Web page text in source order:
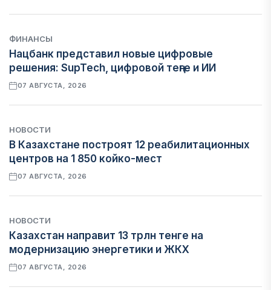
ФИНАНСЫ
Нацбанк представил новые цифровые
решения: SupTech, цифровой теңге и ИИ
07 АВГУСТА, 2026
НОВОСТИ
В Казахстане построят 12 реабилитационных
центров на 1 850 койко-мест
07 АВГУСТА, 2026
НОВОСТИ
Казахстан направит 13 трлн тенге на
модернизацию энергетики и ЖКХ
07 АВГУСТА, 2026